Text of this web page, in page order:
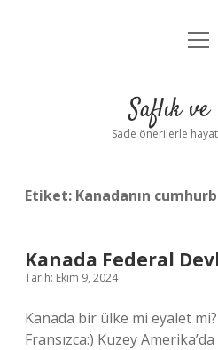
Yasal
Saflık
Sade önerilerle
Etiket: Kanadanın
Kanada Federal
Tarih: Ekim 9, 2024
Kanada bir ülke mi eyalet
Fransızca:) Kuzey